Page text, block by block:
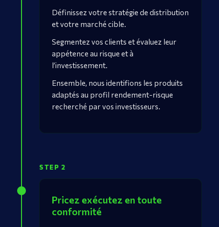
Définissez votre stratégie de distribution
et votre marché cible.
Segmentez vos clients et évaluez leur
appétence au risque et à
l’investissement.
Ensemble, nous identifions les produits
adaptés au profil rendement-risque
recherché par vos investisseurs.
STEP 2
Pricez exécutez en toute
conformité